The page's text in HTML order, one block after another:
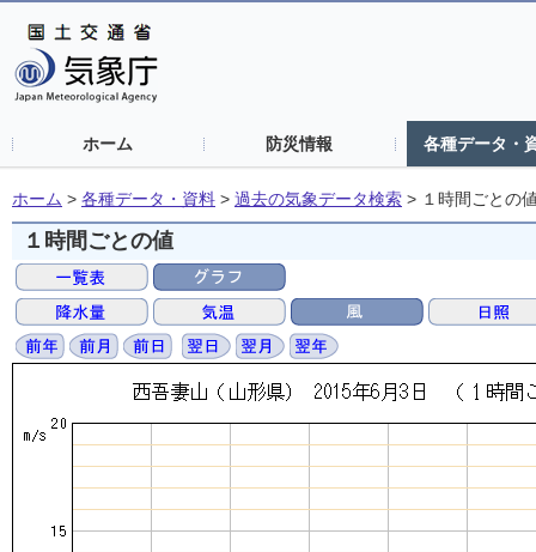
ホーム 防災情報 各種データ・
ホーム > 各種データ・資料 > 過去の気象データ検索 > １時間ごとの
１時間ごとの値